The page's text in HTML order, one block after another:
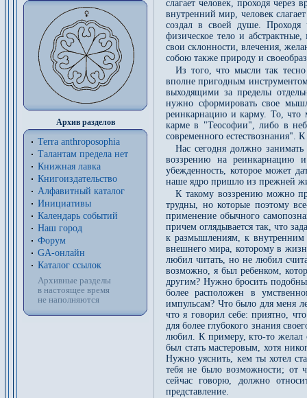
Архив разделов
Terra anthroposophia
Талантам предела нет
Книжная лавка
Книгоиздательство
Алфавитный каталог
Инициативы
Календарь событий
Наш город
Форум
GA-онлайн
Каталог ссылок
Архивные разделы
в настоящее время
не наполняются
слагает человек, проходя через
внутренний мир, человек
создал в своей душе. Проходя
физическое тело и
свои склонности, влечения,
собою также природу и
Из того, что мысли так
вполне пригодным
выходящими за пределы
нужно сформировать свое
реинкарнацию и карму. То, что
карме в "Теософии", либо в
современного естествознания".
Нас сегодня должно
воззрению на реинкарнацию
убежденность, которое может
наше ядро пришло из прежней
К такому воззрению можно
трудны, но которые поэтому
применение обычного
причем оглядывается так, что
к размышлениям, к внутренним
внешнего мира, которому в
любил читать, но не любил
возможно, я был ребенком,
другим? Нужно бросить
более расположен в
импульсам? Что было для меня
что я говорил себе: приятно,
для более глубокого знания
любил. К примеру, кто-то желал
был стать мастеровым, хотя
Нужно уяснить, кем ты хотел
тебя не было возможности; от
сейчас говорю, должно
представление.